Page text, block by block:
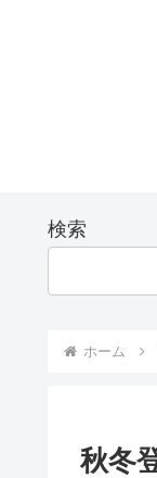
検索
ホーム
秋冬